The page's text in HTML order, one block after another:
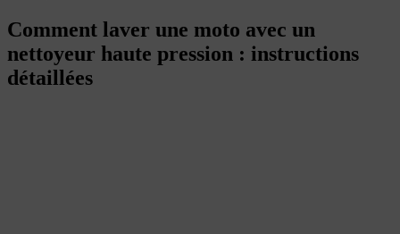
Comment laver une moto avec un
nettoyeur haute pression : instructions
détaillées